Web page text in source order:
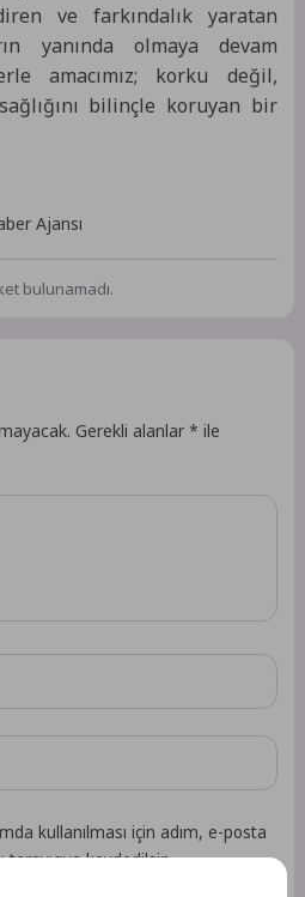
ve farkındalık yaratan
yanında olmaya devam
amacımız; korku değil,
bilinçle koruyan bir
Ajansı
bulunamadı.
Gerekli alanlar* ile
kullanılması için adım, e-posta
kaydedilsin.